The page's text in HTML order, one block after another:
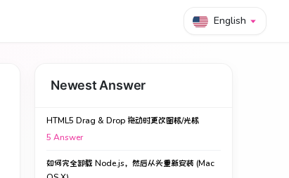
English
Newest Answer
HTML5 Drag & Drop 拖动时更改图标/光标
5 Answer
如何完全卸载 Node.js，然后从头重新安装 (Mac